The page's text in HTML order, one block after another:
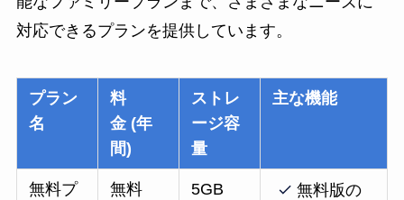
対応できるプランを提供しています。
プラン
名
料
金 (年
間)
ストレ
ージ容
量
主な機能
無料プ
無料 5GB
無料版の